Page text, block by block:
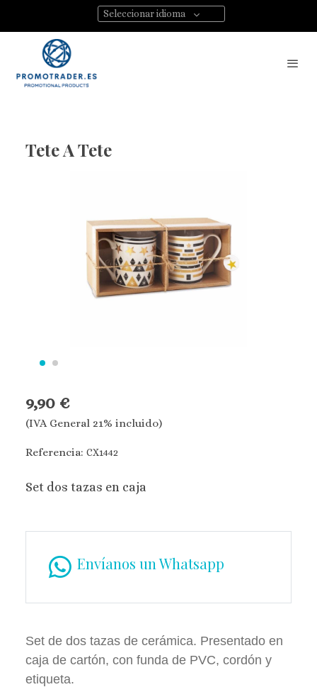
Seleccionar idioma
Tete A Tete
9,90 €
(IVA General 21% incluido)
Referencia: CX1442
Set dos tazas en caja
Envíanos un Whatsapp
Set de dos tazas de cerámica. Presentado en
caja de cartón, con funda de PVC, cordón y
etiqueta.